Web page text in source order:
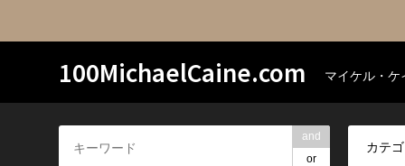
100MichaelCaine.com マイケル・ケ
and
or